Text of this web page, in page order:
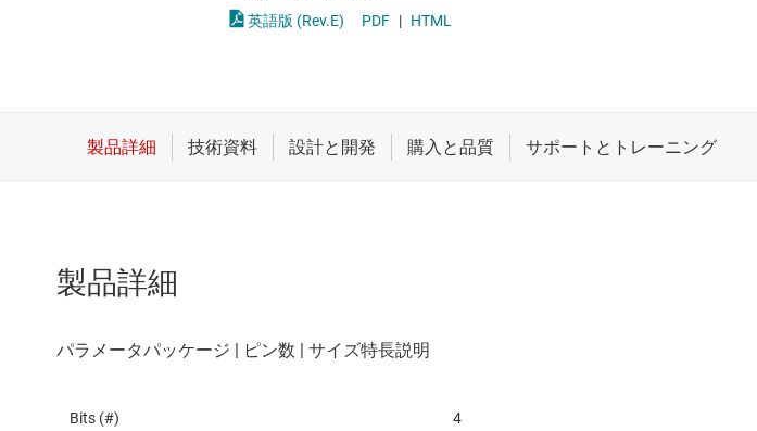
センサ
英語版 (Rev.E)
PDF | HTML
製品詳細
Bits (#) 4